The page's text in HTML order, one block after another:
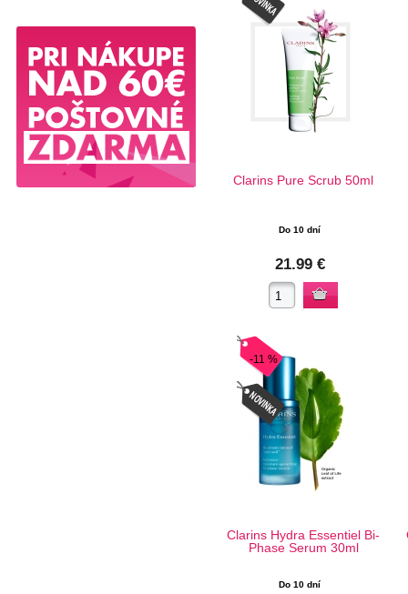
Clarins Pure Scrub 50ml
Do 10 dní
21.99 €
-11 %
Clarins Hydra Essentiel Bi-
Phase Serum 30ml
Do 10 dní